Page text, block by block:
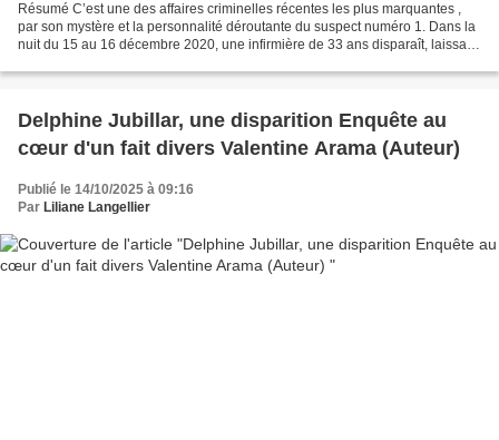
Résumé C’est une des affaires criminelles récentes les plus marquantes ,
par son mystère et la personnalité déroutante du suspect numéro 1. Dans la
nuit du 15 au 16 décembre 2020, une infirmière de 33 ans disparaît, laissant
Delphine Jubillar, une disparition Enquête au
cœur d'un fait divers Valentine Arama (Auteur)
Publié le 14/10/2025 à 09:16
Par Liliane Langellier